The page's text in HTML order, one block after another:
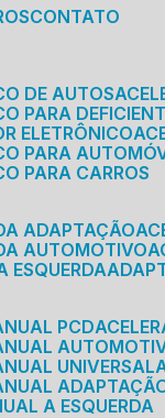
CONTATO
DE AUTOS
PARA
ELETRÔNICO
PARA
PARA CARROS
ADAPTAÇÃO
AUTOMOTIVO
ESQUERDA
PCD
UNIVERSAL
A ESQUERDA